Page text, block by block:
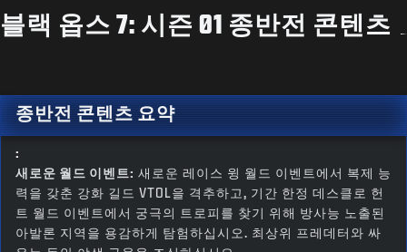
블랙 옵스 7: 시즌 01 종반전 콘텐츠
종반전 콘텐츠 요약
:
새로운 월드 이벤트: 새로운 레이스 윙 월드 이벤트에서 복제 능
력을 갖춘 강화 길드 VTOL을 격추하고, 기간 한정 데스클로 헌
트 월드 이벤트에서 궁극의 트로피를 찾기 위해 방사능 노출된
아발론 지역을 용감하게 탐험하십시오. 최상위 프레데터와 싸